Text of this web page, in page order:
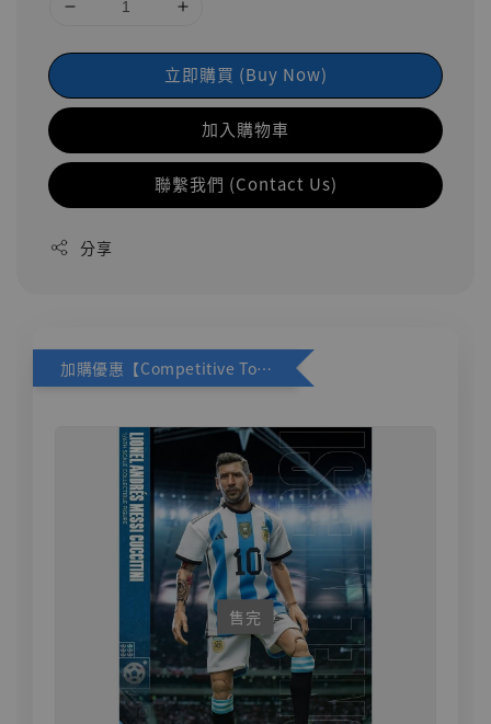
立即購買 (Buy Now)
加入購物車
聯繫我們 (Contact Us)
分享
加購優惠【Competitive Toys 梅西 [CM001]】
售完